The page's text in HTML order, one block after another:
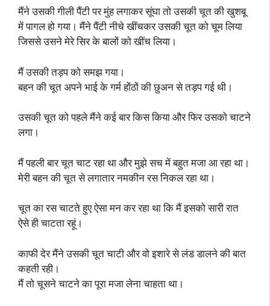
मैंने उसकी गीली पैंटी पर मुंह लगाकर सूंघा तो उसकी चूत की खुशबू
में पागल हो गया। मैंने पैंटी नीचे खींचकर उसकी चूत को चूम लिया
जिससे उसने मेरे सिर के बालों को खींच लिया।
मैं उसकी तड़प को समझ गया।
बहन की चूत अपने भाई के गर्म होंठों की छुअन से तड़प गई थी।
उसकी चूत को पहले मैंने कई बार किस किया और फिर उसको चाटने
लगा।
मैं पहली बार चूत चाट रहा था और मुझे सच में बहुत मजा आ रहा था।
मेरी बहन की चूत से लगातार नमकीन रस निकल रहा था।
चूत का रस चाटते हुए ऐसा मन कर रहा था कि मैं इसको सारी रात
ऐसे ही चाटता रहूं।
काफी देर मैंने उसकी चूत चाटी और वो इशारे से लंड डालने की बात
कहती रही।
मैं तो चूसने चाटने का पूरा मजा लेना चाहता था।